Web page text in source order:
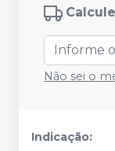
Não sei o
Indicação: